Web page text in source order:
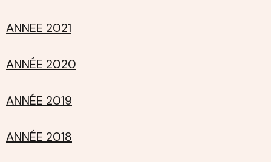
ANNEE 2021
ANNÉE 2020
ANNÉE 2019
ANNÉE 2018